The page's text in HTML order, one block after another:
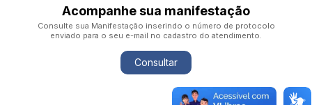
Acompanhe sua manifestação
Consulte sua Manifestação inserindo o número de protocolo
enviado para o seu e-mail no cadastro do atendimento.
Consultar